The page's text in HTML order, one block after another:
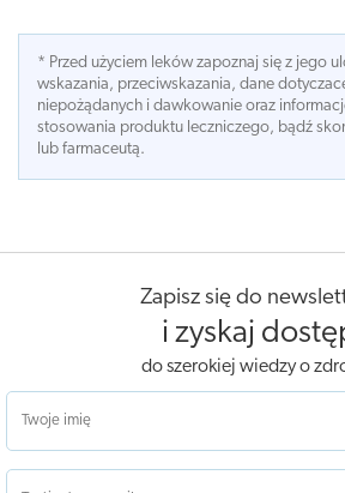
* Przed użyciem leków zapoznaj się z jego
wskazania, przeciwskazania, dane
niepożądanych i dawkowanie oraz
stosowania produktu leczniczego, bądź
lub farmaceutą.
Zapisz się do
i zyskaj
do szerokiej wiedzy o